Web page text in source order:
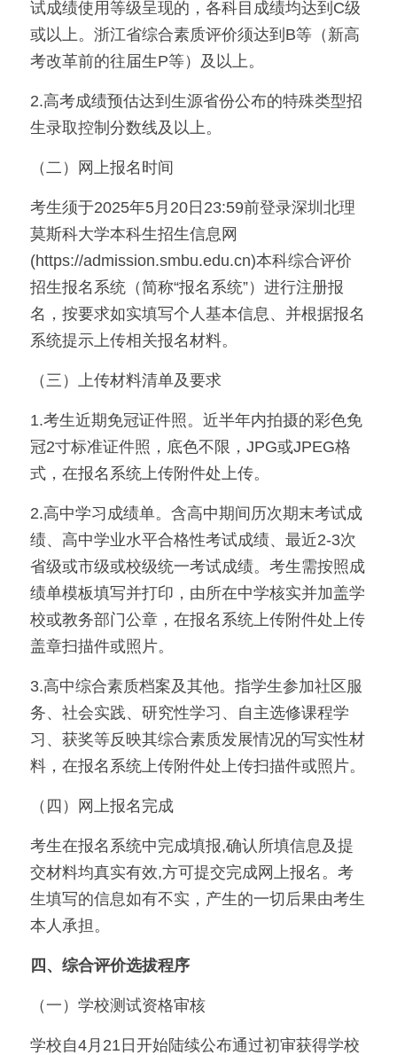
试成绩使用等级呈现的，各科目成绩均达到C级
或以上。浙江省综合素质评价须达到B等（新高
考改革前的往届生P等）及以上。
2.高考成绩预估达到生源省份公布的特殊类型招
生录取控制分数线及以上。
（二）网上报名时间
考生须于2025年5月20日23:59前登录深圳北理
莫斯科大学本科生招生信息网
(https://admission.smbu.edu.cn)本科综合评价
招生报名系统（简称“报名系统”）进行注册报
名，按要求如实填写个人基本信息、并根据报名
系统提示上传相关报名材料。
（三）上传材料清单及要求
1.考生近期免冠证件照。近半年内拍摄的彩色免
冠2寸标准证件照，底色不限，JPG或JPEG格
式，在报名系统上传附件处上传。
2.高中学习成绩单。含高中期间历次期末考试成
绩、高中学业水平合格性考试成绩、最近2-3次
省级或市级或校级统一考试成绩。考生需按照成
绩单模板填写并打印，由所在中学核实并加盖学
校或教务部门公章，在报名系统上传附件处上传
盖章扫描件或照片。
3.高中综合素质档案及其他。指学生参加社区服
务、社会实践、研究性学习、自主选修课程学
习、获奖等反映其综合素质发展情况的写实性材
料，在报名系统上传附件处上传扫描件或照片。
（四）网上报名完成
考生在报名系统中完成填报,确认所填信息及提
交材料均真实有效,方可提交完成网上报名。考
生填写的信息如有不实，产生的一切后果由考生
本人承担。
四、综合评价选拔程序
（一）学校测试资格审核
学校自4月21日开始陆续公布通过初审获得学校